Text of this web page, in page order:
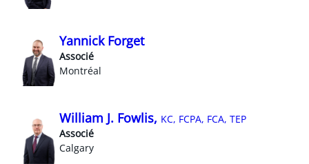
Yannick Forget
Associé
Montréal
William J. Fowlis, KC, FCPA, FCA, TEP
Associé
Calgary